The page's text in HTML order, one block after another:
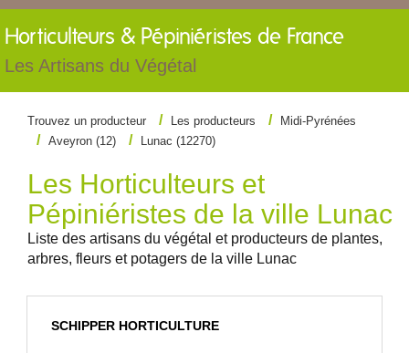
Horticulteurs & Pépiniéristes de France
Les Artisans du Végétal
Trouvez un producteur Les producteurs
Midi-Pyrénées
Aveyron (12)
Lunac (12270)
Les Horticulteurs et
Pépiniéristes de la ville Lunac
Liste des artisans du végétal et producteurs de plantes,
arbres, fleurs et potagers de la ville Lunac
SCHIPPER HORTICULTURE